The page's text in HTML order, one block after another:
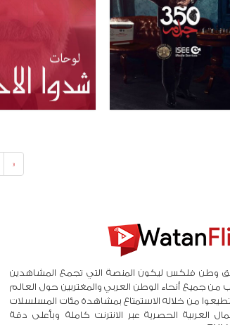
«
وطن فلكس ليكون المنصة التي تجمع المشاهدين
من جميع أنحاء الوطن العربي والمغتربين حول العالم
من خلاله الاستمتاع بمشاهدة مئات المسلسلات
العربية الحصرية عبر الانترنت كاملة وبأعلى دقة